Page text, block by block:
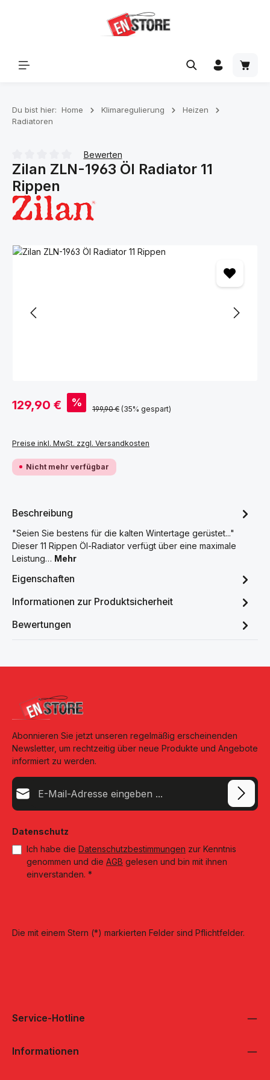
Du bist hier: Home Klimaregulierung
Heizen
Radiatoren
Durchschnittliche Bewertung von 0 von 5 Sternen
Bewerten
Zilan ZLN-1963 Öl Radiator 11
Rippen
Bildergalerie überspringen
Verkaufspreis:
129,90 € % Regulärer Preis:
199,90 € (35% gespart)
Preise inkl. MwSt. zzgl. Versandkosten
Nicht mehr verfügbar
Beschreibung
"Seien Sie bestens für die kalten Wintertage gerüstet..."
Dieser 11 Rippen Öl-Radiator verfügt über eine maximale
Leistung… Mehr
Eigenschaften
Informationen zur Produktsicherheit
Bewertungen
Abonnieren Sie jetzt unseren regelmäßig erscheinenden
Newsletter, um rechtzeitig über neue Produkte und Angebote
informiert zu werden.
E-Mail-Adresse*
Datenschutz
Ich habe die Datenschutzbestimmungen zur Kenntnis
genommen und die AGB gelesen und bin mit ihnen
einverstanden. *
Die mit einem Stern (*) markierten Felder sind Pflichtfelder.
Service-Hotline
Informationen